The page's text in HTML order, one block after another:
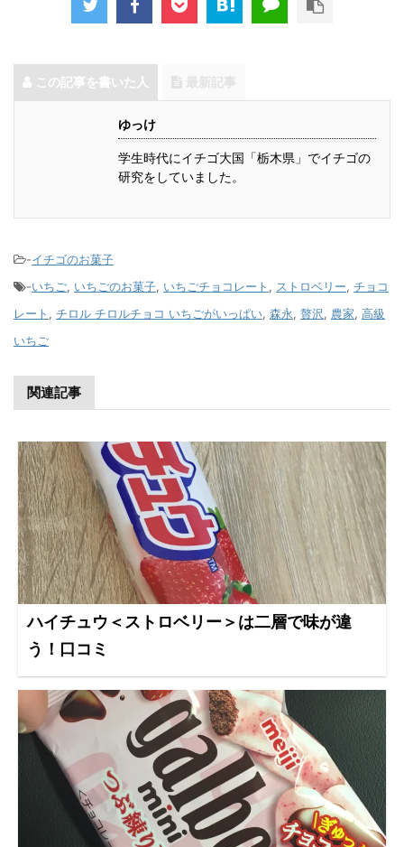
この記事を書いた人
ゆっけ
学生時代にイチゴ大国「栃木県」でイチゴの
研究をしていました。
-イチゴのお菓子
-いちご, いちごのお菓子, いちごチョコレート , ストロベリー, チョコ
レート , チロル チロルチョコ いちごがいっぱい, 森永, 贅沢, 農家, 高級
いちご
関連記事
ハイチュウ＜ストロベリー＞は二層で味が違
う！口コミ